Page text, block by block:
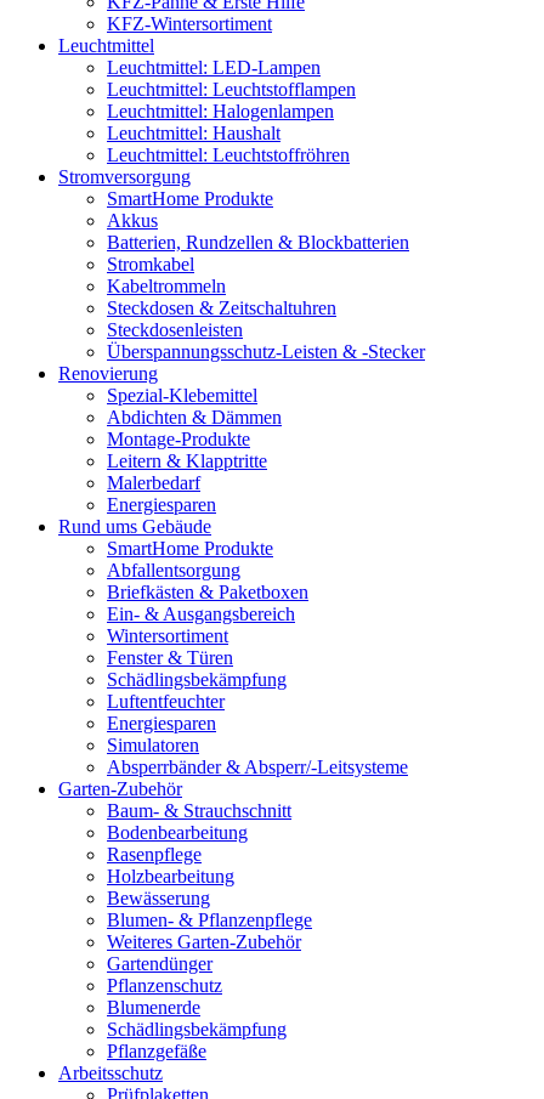
KFZ-Wintersortiment
Leuchtmittel
Leuchtmittel: LED-Lampen
Leuchtmittel: Leuchtstofflampen
Leuchtmittel: Halogenlampen
Leuchtmittel: Haushalt
Leuchtmittel: Leuchtstoffröhren
Stromversorgung
SmartHome Produkte
Akkus
Batterien, Rundzellen & Blockbatterien
Stromkabel
Kabeltrommeln
Steckdosen & Zeitschaltuhren
Steckdosenleisten
Überspannungsschutz-Leisten & -Stecker
Renovierung
Spezial-Klebemittel
Abdichten & Dämmen
Montage-Produkte
Leitern & Klapptritte
Malerbedarf
Energiesparen
Rund ums Gebäude
SmartHome Produkte
Abfallentsorgung
Briefkästen & Paketboxen
Ein- & Ausgangsbereich
Wintersortiment
Fenster & Türen
Schädlingsbekämpfung
Luftentfeuchter
Energiesparen
Simulatoren
Absperrbänder & Absperr/-Leitsysteme
Garten-Zubehör
Baum- & Strauchschnitt
Bodenbearbeitung
Rasenpflege
Holzbearbeitung
Bewässerung
Blumen- & Pflanzenpflege
Weiteres Garten-Zubehör
Gartendünger
Pflanzenschutz
Blumenerde
Schädlingsbekämpfung
Pflanzgefäße
Arbeitsschutz
Prüfplaketten